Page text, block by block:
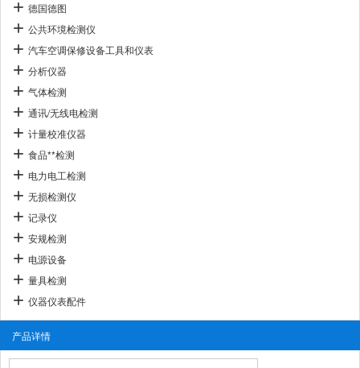
德国德图
公共环境检测仪
汽车空调保修设备工具和仪表
分析仪器
气体检测
通讯/无线电检测
计量校准仪器
食品**检测
电力电工检测
无损检测仪
记录仪
安规检测
电源设备
量具检测
仪器仪表配件
产品详情